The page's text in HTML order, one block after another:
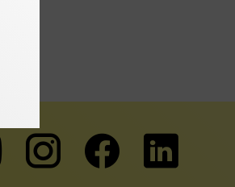
Zu
unserer
Zu
unserer
Zu
unserer